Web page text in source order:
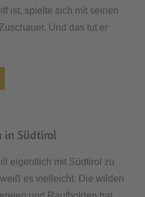
ist, spielte sich mit seinen
Und das tut er
in Südtirol
eigentlich mit Südtirol zu
es vielleicht. Die wilden